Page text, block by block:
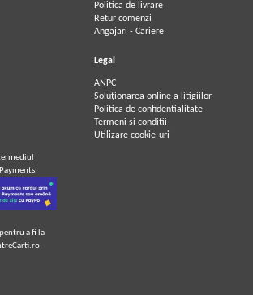
Politica de livrare
Retur comenzi
Angajari - Cariere
Legal
ANPC
Soluționarea online a litigiilor
Politica de confidentialitate
Termeni si conditii
Utilizare cookie-uri
a fi la